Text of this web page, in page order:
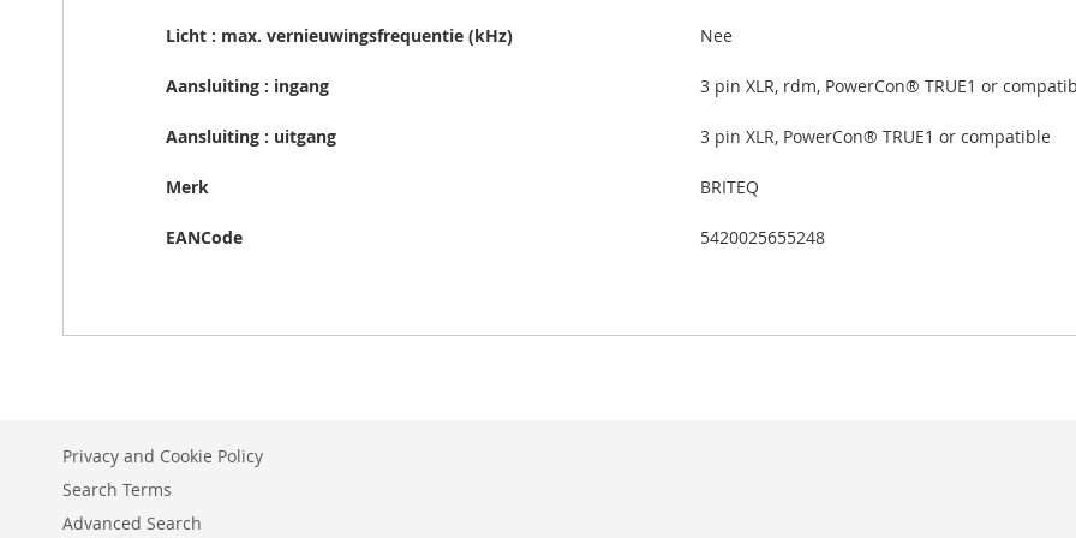
Licht : max. vernieuwingsfrequentie (kHz) Nee
Aansluiting : ingang 3 pin XLR, rdm, PowerCon® TRUE1 or
Aansluiting : uitgang 3 pin XLR, PowerCon® TRUE1 or compatible
Merk BRITEQ
EANCode 5420025655248
Privacy and Cookie Policy
Search Terms
Advanced Search